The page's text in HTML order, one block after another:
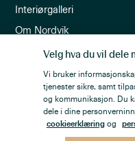
Interiørgalleri
Om Nordvik
Ledige stillinger
Nordvik-appen
Nyhetsbrev
Velg hva du vil dele
Vi bruker
tjenester sikre, samt
og kommunikasjon. Du
dele i dine
cookieerklæringog